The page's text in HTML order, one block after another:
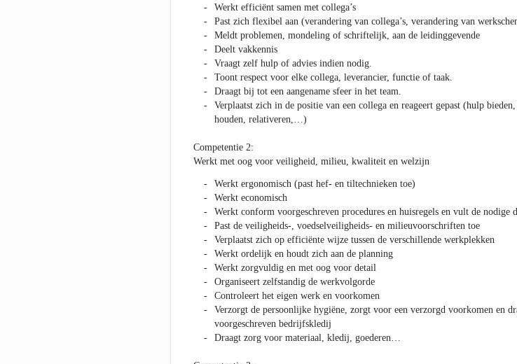
Werkt efficiënt samen met collega’s
Past zich flexibel aan (verandering van collega’s, verandering van
Meldt problemen, mondeling of schriftelijk, aan de leidinggevende
Deelt vakkennis
Vraagt zelf hulp of advies indien nodig.
Toont respect voor elke collega, leverancier, functie of taak.
Draagt bij tot een aangename sfeer in het team.
Verplaatst zich in de positie van een collega en reageert gepast (hulp
houden, relativeren,…)
Competentie 2:
Werkt met oog voor veiligheid, milieu, kwaliteit en welzijn
Werkt ergonomisch (past hef- en tiltechnieken toe)
Werkt economisch
Werkt conform voorgeschreven procedures en huisregels en vult de nodige
Past de veiligheids-, voedselveiligheids- en milieuvoorschriften toe
Verplaatst zich op efficiënte wijze tussen de verschillende werkplekken
Werkt ordelijk en houdt zich aan de planning
Werkt zorgvuldig en met oog voor detail
Organiseert zelfstandig de werkvolgorde
Controleert het eigen werk en voorkomen
Verzorgt de persoonlijke hygiëne, zorgt voor een verzorgd voorkomen en
voorgeschreven bedrijfskledij
Draagt zorg voor materiaal, kledij, goederen…